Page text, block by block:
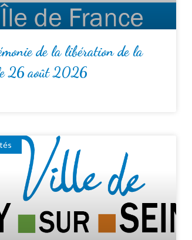
de la libération de la
26 août 2026